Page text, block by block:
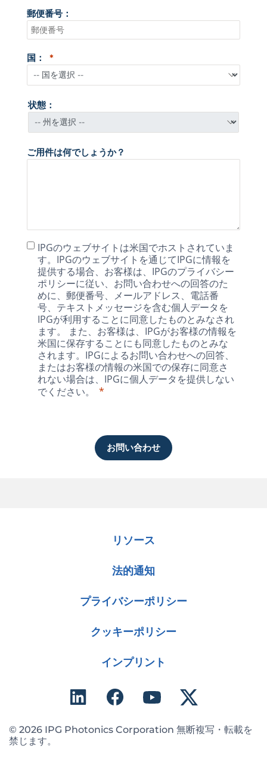
リ
カ
合
国
+
1
郵便番号：
国：
状態：
ご用件は何でしょうか？
IPGのウェブサイトは米国でホストされていま
す。IPGのウェブサイトを通じてIPGに情報を
提供する場合、お客様は、IPGのプライバシー
ポリシーに従い、お問い合わせへの回答のた
めに、郵便番号、メールアドレス、電話番
号、テキストメッセージを含む個人データを
IPGが利用することに同意したものとみなされ
ます。 また、お客様は、IPGがお客様の情報を
米国に保存することにも同意したものとみな
されます。IPGによるお問い合わせへの回答、
またはお客様の情報の米国での保存に同意さ
れない場合は、IPGに個人データを提供しない
でください。
お問い合わせ
リソース
法的通知
プライバシーポリシー
クッキーポリシー
インプリント
© 2026 IPG Photonics Corporation 無断複写・転載を
禁じます。